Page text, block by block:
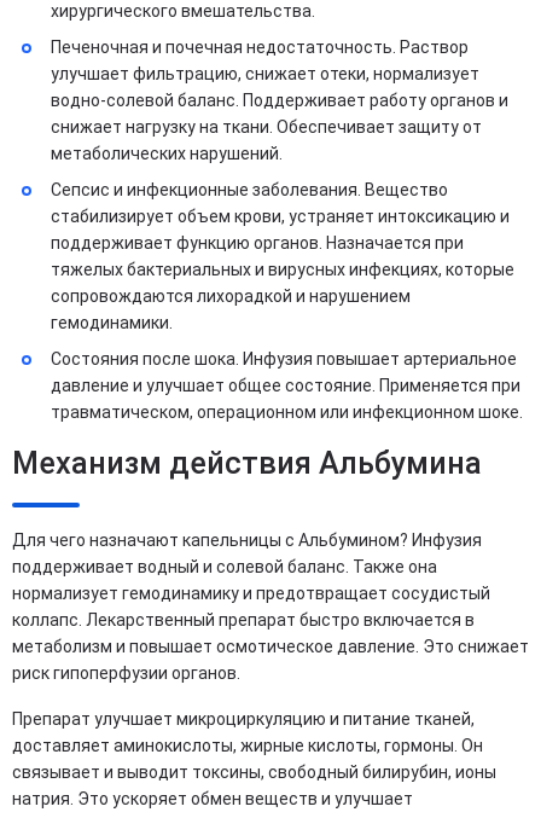
хирургического вмешательства.
Печеночная и почечная недостаточность. Раствор
улучшает фильтрацию, снижает отеки, нормализует
водно-солевой баланс. Поддерживает работу органов и
снижает нагрузку на ткани. Обеспечивает защиту от
метаболических нарушений.
Сепсис и инфекционные заболевания. Вещество
стабилизирует объем крови, устраняет интоксикацию и
поддерживает функцию органов. Назначается при
тяжелых бактериальных и вирусных инфекциях, которые
сопровождаются лихорадкой и нарушением
гемодинамики.
Состояния после шока. Инфузия повышает артериальное
давление и улучшает общее состояние. Применяется при
травматическом, операционном или инфекционном шоке.
Механизм действия Альбумина
Для чего назначают капельницы с Альбумином? Инфузия
поддерживает водный и солевой баланс. Также она
нормализует гемодинамику и предотвращает сосудистый
коллапс. Лекарственный препарат быстро включается в
метаболизм и повышает осмотическое давление. Это снижает
риск гипоперфузии органов.
Препарат улучшает микроциркуляцию и питание тканей,
доставляет аминокислоты, жирные кислоты, гормоны. Он
связывает и выводит токсины, свободный билирубин, ионы
натрия. Это ускоряет обмен веществ и улучшает